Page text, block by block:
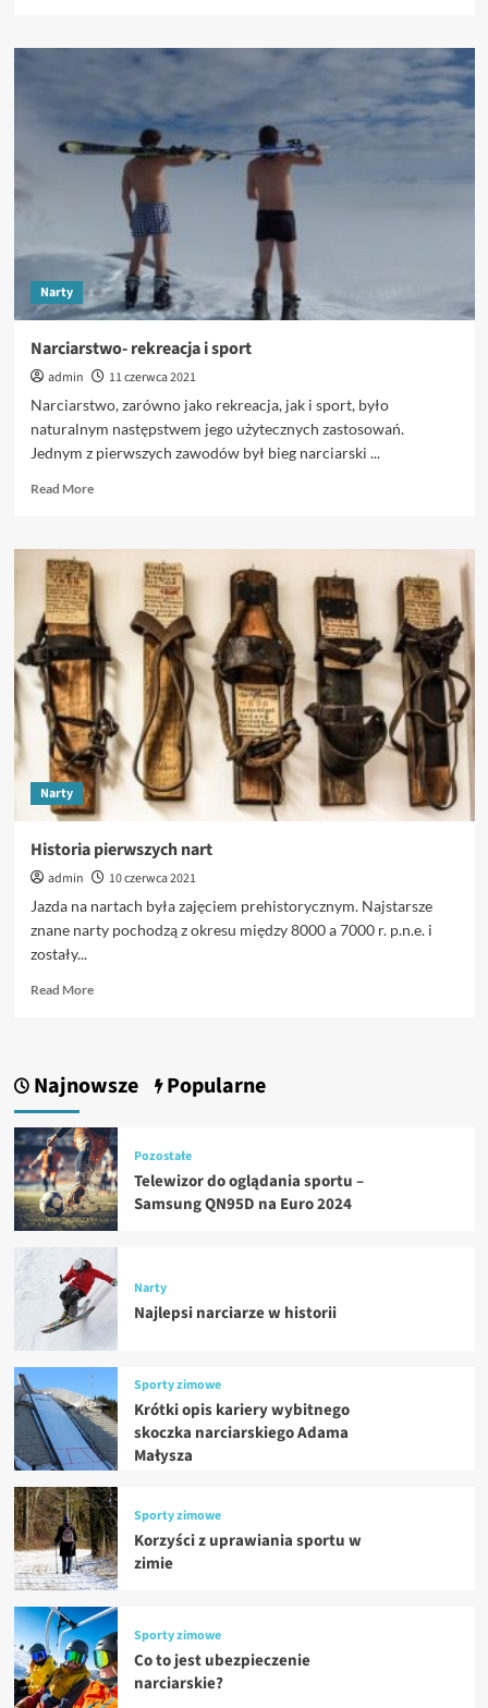
Co
Rocker
Camber?
Narty
Narciarstwo- rekreacja i sport
admin
11 czerwca 2021
Narciarstwo, zarówno jako rekreacja, jak i sport, było
naturalnym następstwem jego użytecznych zastosowań.
Jednym z pierwszych zawodów był bieg narciarski ...
Read MoreRead
Narciarstwo-
rekreacja
sport
Narty
Historia pierwszych nart
admin
10 czerwca 2021
Jazda na nartach była zajęciem prehistorycznym. Najstarsze
znane narty pochodzą z okresu między 8000 a 7000 r. p.n.e. i
zostały...
Read MoreRead
nart
Najnowsze Popularne
Pozostałe
Telewizor do oglądania sportu –
Samsung QN95D na Euro 2024
Narty
Najlepsi narciarze w historii
Sporty zimowe
Krótki opis kariery wybitnego
skoczka narciarskiego Adama
Małysza
Sporty zimowe
Korzyści z uprawiania sportu w
zimie
Sporty zimowe
Co to jest ubezpieczenie
narciarskie?